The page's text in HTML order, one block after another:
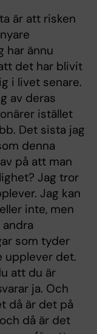
är att risken
har ännu
det har blivit
i livet senare.
av deras
istället
Det sista jag
denna
på att man
Jag tror
Jag kan
inte, men
som tyder
upplever det.
att du är
ja. Och
då är det på
då är det